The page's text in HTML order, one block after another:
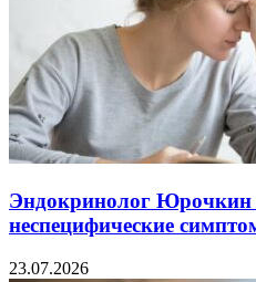
Эндокринолог Юрочкин
неспецифические
23.07.2026